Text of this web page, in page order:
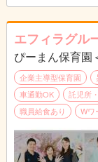
エフィラグル
ぴーまん保育園
企業主導型保育園
車通勤OK
託児所
職員給食あり
Wワ